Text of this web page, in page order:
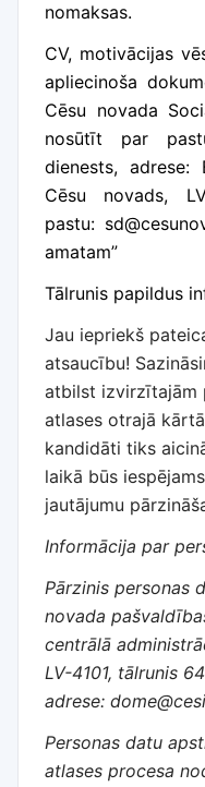
nomaksas.
CV, motivācijas
apliecinoša
Cēsu novada
nosūtīt par
dienests, adrese:
Cēsu novads,
pastu:
amatam”
Tālrunis papildus
Jau iepriekš
atsaucību!
atbilst izvirzītajām
atlases otrajā
kandidāti tiks
laikā būs
jautājumu
Informācija par
Pārzinis personas
novada
centrālā
LV-4101, tālrunis
adrese:
Personas datu
atlases procesa